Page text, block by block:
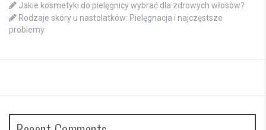
Jakie kosmetyki do pielęgnicy wybrać dla zdrowych włosów?
Rodzaje skóry u nastolatków: Pielęgnacja i najczęstsze
problemy